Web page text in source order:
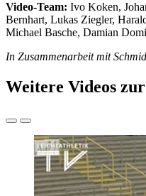
Video-Team: Ivo Koken,
Bernhart, Lukas Ziegler,
Michael Basche, Damian
In Zusammenarbeit mit
Weitere Videos